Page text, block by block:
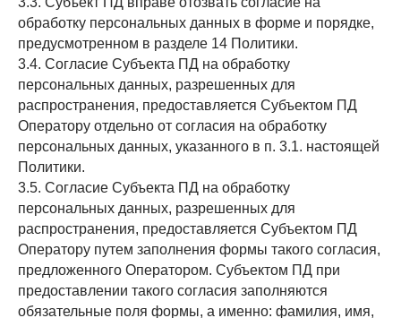
обработку персональных данных в форме и порядке,
предусмотренном в разделе 14 Политики.
3.4. Согласие Субъекта ПД на обработку
персональных данных, разрешенных для
распространения, предоставляется Субъектом ПД
Оператору отдельно от согласия на обработку
персональных данных, указанного в п. 3.1. настоящей
Политики.
3.5. Согласие Субъекта ПД на обработку
персональных данных, разрешенных для
распространения, предоставляется Субъектом ПД
Оператору путем заполнения формы такого согласия,
предложенного Оператором. Субъектом ПД при
предоставлении такого согласия заполняются
обязательные поля формы, а именно: фамилия, имя,